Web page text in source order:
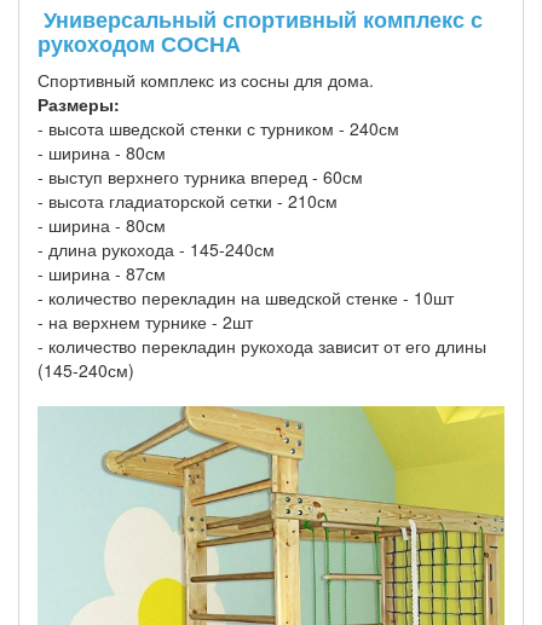
Универсальный спортивный комплекс с
рукоходом СОСНА
Спортивный комплекс из сосны для дома.
Размеры:
- высота шведской стенки с турником - 240см
- ширина - 80см
- выступ верхнего турника вперед - 60см
- высота гладиаторской сетки - 210см
- ширина - 80см
- длина рукохода - 145-240см
- ширина - 87см
- количество перекладин на шведской стенке - 10шт
- на верхнем турнике - 2шт
- количество перекладин рукохода зависит от его длины
(145-240см)